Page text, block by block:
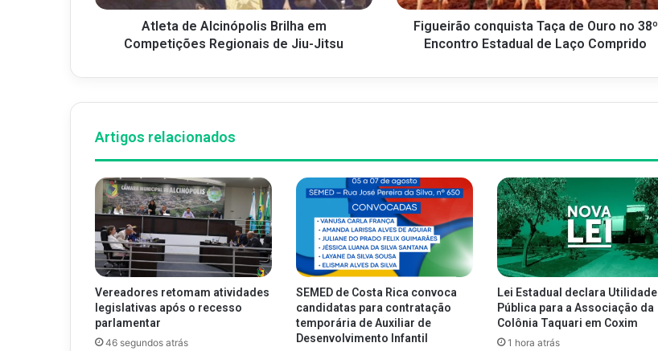
Atleta de Alcinópolis Brilha em
Competições Regionais de Jiu-Jitsu
Figueirão conquista Taça de Ouro no 38º
Encontro Estadual de Laço Comprido
Artigos relacionados
Vereadores retomam atividades
legislativas após o recesso
parlamentar
46 segundos atrás
SEMED de Costa Rica convoca
candidatas para contratação
temporária de Auxiliar de
Desenvolvimento Infantil
Lei Estadual declara Utilidade
Pública para a Associação da
Colônia Taquari em Coxim
1 hora atrás